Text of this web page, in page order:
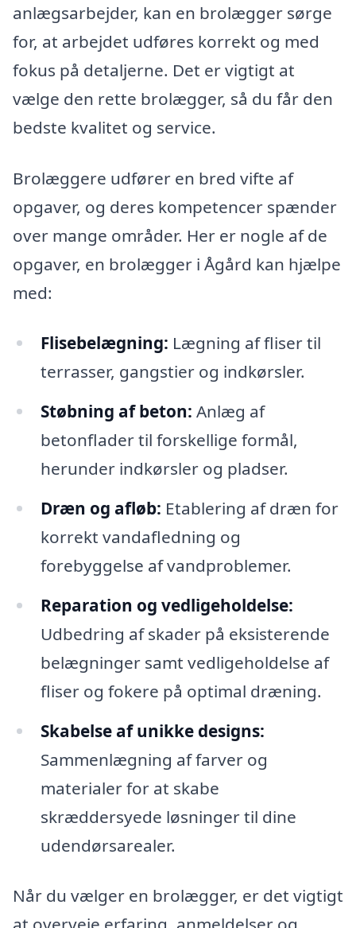
anlægsarbejder, kan en brolægger sørge
for, at arbejdet udføres korrekt og med
fokus på detaljerne. Det er vigtigt at
vælge den rette brolægger, så du får den
bedste kvalitet og service.
Brolæggere udfører en bred vifte af
opgaver, og deres kompetencer spænder
over mange områder. Her er nogle af de
opgaver, en brolægger i Ågård kan hjælpe
med:
Flisebelægning: Lægning af fliser til
terrasser, gangstier og indkørsler.
Støbning af beton: Anlæg af
betonflader til forskellige formål,
herunder indkørsler og pladser.
Dræn og afløb: Etablering af dræn for
korrekt vandafledning og
forebyggelse af vandproblemer.
Reparation og vedligeholdelse:
Udbedring af skader på eksisterende
belægninger samt vedligeholdelse af
fliser og fokere på optimal dræning.
Skabelse af unikke designs:
Sammenlægning af farver og
materialer for at skabe
skræddersyede løsninger til dine
udendørsarealer.
Når du vælger en brolægger, er det vigtigt